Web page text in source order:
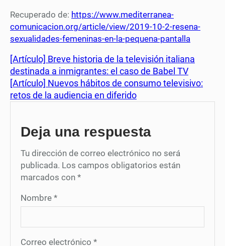
Recuperado de: https://www.mediterranea-
comunicacion.org/article/view/2019-10-2-resena-
sexualidades-femeninas-en-la-pequena-pantalla
[Artículo] Breve historia de la televisión italiana
destinada a inmigrantes: el caso de Babel TV
[Artículo] Nuevos hábitos de consumo televisivo:
retos de la audiencia en diferido
Deja una respuesta
Tu dirección de correo electrónico no será
publicada. Los campos obligatorios están
marcados con *
Nombre *
Correo electrónico *